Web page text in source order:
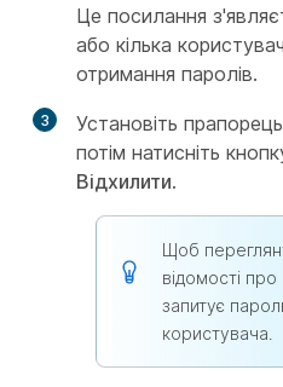
Це посилання
або кілька
отримання паролів.
3
Установіть
потім натисніть
Відхилити.
Щоб
відомості
запитує
користувача.